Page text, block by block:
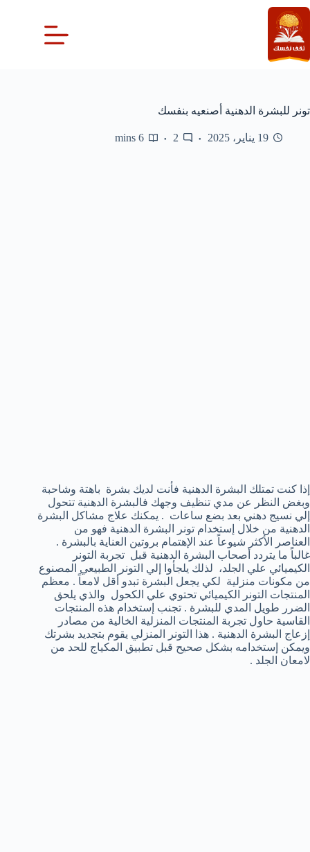
التجاوز
إلى
المحتوى
تونر للبشرة الدهنية أصنعيه بنفسك
19 يناير، 2025 2
6 mins
إذا كنت تمتلك البشرة الدهنية فأنت لديك بشرة باهتة وشاحبة
وبغض النظر عن مدي تنظيف وجهك فالبشرة الدهنية تتحول
إلي نسيج دهني بعد بضع ساعات . يمكنك علاج مشاكل البشرة
الدهنية من خلال إستخدام تونر البشرة الدهنية فهو من
العناصر الأكثر شيوعاً عند الإهتمام بروتين العناية بالبشرة .
غالباً ما يتردد أصحاب البشرة الدهنية قبل تجربة التونر
الكيميائي علي الجلد، لذلك يلجأوا إلي التونر الطبيعي المصنوع
من مكونات منزلية لكي يجعل البشرة تبدو أقل لامعاً . معظم
المنتجات التونر الكيميائي تحتوي علي الكحول والذي يلحق
الضرر طويل المدي للبشرة . تجنب إستخدام هذه المنتجات
القاسية حاول تجربة المنتجات المنزلية الخالية من مصادر
إزعاج البشرة الدهنية . هذا التونر المنزلي يقوم بتجديد بشرتك
ويمكن إستخدامه بشكل صحيح قبل تطبيق المكياج للحد من
لامعان الجلد .